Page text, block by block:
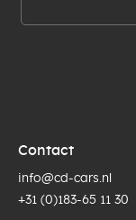
Contact
info@cd-cars.nl
+31 (0)183-65 11 30